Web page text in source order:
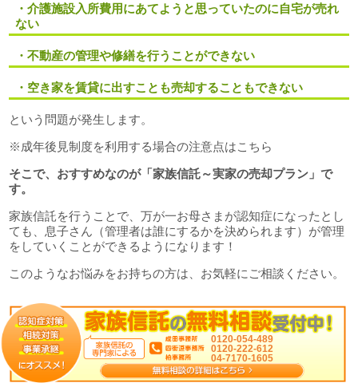
・介護施設入所費用にあてようと思っていたのに自宅が売れ
ない
・不動産の管理や修繕を行うことができない
・空き家を賃貸に出すことも売却することもできない
という問題が発生します。
※成年後見制度を利用する場合の注意点はこちら
そこで、おすすめなのが「家族信託～実家の売却プラン」で
す。
家族信託を行うことで、万が一お母さまが認知症になったとし
ても、息子さん（管理者は誰にするかを決められます）が管理
をしていくことができるようになります！
このようなお悩みをお持ちの方は、お気軽にご相談ください。
0120-054-489
0120-222-612
04-7170-1605